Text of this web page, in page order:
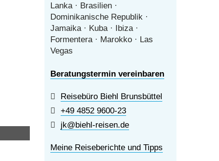
Lanka · Brasilien ·
Dominikanische Republik ·
Jamaika · Kuba · Ibiza ·
Formentera · Marokko · Las
Vegas
Beratungstermin vereinbaren
Reisebüro Biehl Brunsbüttel
+49 4852 9600-23
jk@biehl-reisen.de
Meine Reiseberichte und Tipps